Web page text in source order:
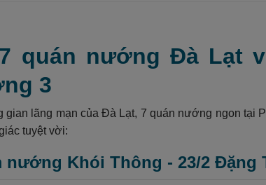
quán nướng Đà Lạt
3
gian lãng mạn của Đà Lạt, 7 quán nướng ngon
tuyệt vời:
nướng Khói Thông - 23/2 Đặng